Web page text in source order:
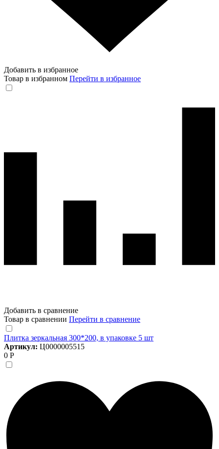
Добавить в избранное
Товар в избранном Перейти в избранное
Добавить в сравнение
Товар в сравнении Перейти в сравнение
Плитка зеркальная 300*200, в упаковке 5 шт
Артикул: Ц0000005515
0 Р